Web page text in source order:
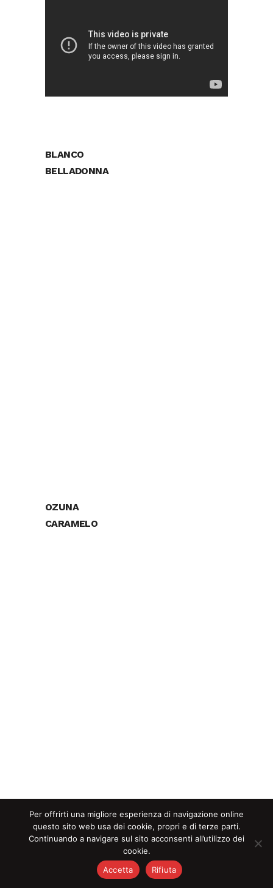
BLANCO
BELLADONNA
OZUNA
CARAMELO
RIGHT OR WRONG
SHY GLIZZY (FEAT. LIL UZI VERT
Per offrirti una migliore esperienza di navigazione online
questo sito web usa dei cookie, propri e di terze parti.
Continuando a navigare sul sito acconsenti all’utilizzo dei
cookie.
Accetta
Rifiuta